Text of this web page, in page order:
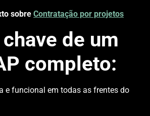
sobre Contratação por projetos
de um
completo:
e funcional em todas as frentes do